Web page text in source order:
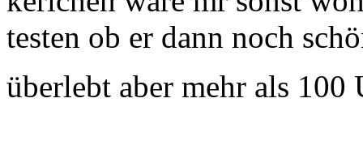
testen ob er dann noch
überlebt aber mehr als